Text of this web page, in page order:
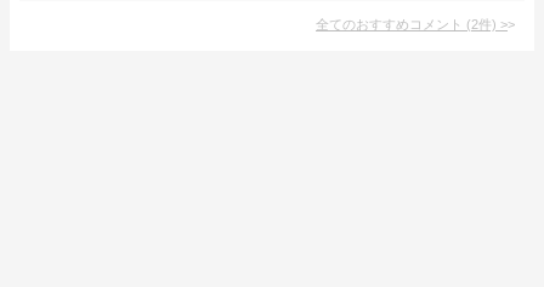
全てのおすすめコメント (2件) >